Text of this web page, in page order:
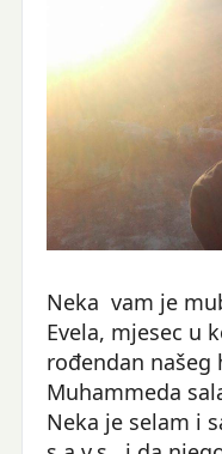
Neka vam je
Evela, mjesec u
rođendan našeg
Muhammeda
Neka je selam i